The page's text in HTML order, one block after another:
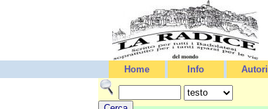
Home Info Autori